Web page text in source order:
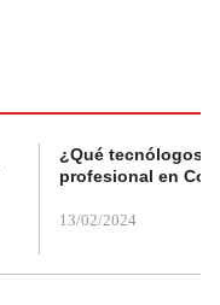
¿Qué tecnólogos
profesional en
13/02/2024